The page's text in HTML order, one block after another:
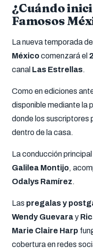
¿Cuándo
Famosos
La nueva temporada de
Méxicocomenzará el
canal Las Estrellas.
Como en ediciones
disponible mediante la
donde los suscriptores
dentro de la casa.
La conducción
Galilea Montijo,
Odalys Ramírez.
Las pregalas y
Wendy Guevaray
Marie Claire Harp
cobertura en redes